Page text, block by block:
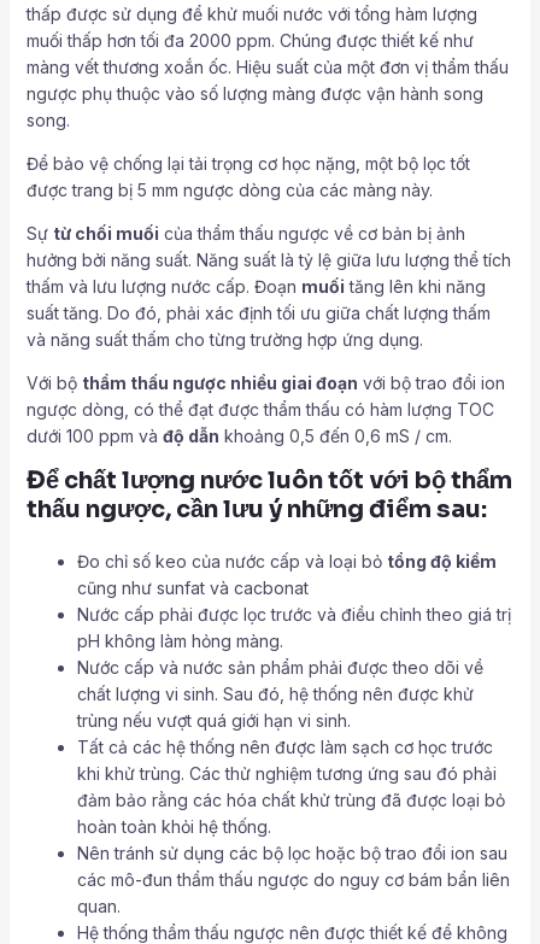
thấp được sử dụng để khử muối nước với tổng hàm lượng
muối thấp hơn tối đa 2000 ppm. Chúng được thiết kế như
màng vết thương xoắn ốc. Hiệu suất của một đơn vị thẩm thấu
ngược phụ thuộc vào số lượng màng được vận hành song
song.
Để bảo vệ chống lại tải trọng cơ học nặng, một bộ lọc tốt
được trang bị 5 mm ngược dòng của các màng này.
Sự từ chối muối của thẩm thấu ngược về cơ bản bị ảnh
hưởng bởi năng suất. Năng suất là tỷ lệ giữa lưu lượng thể tích
thấm và lưu lượng nước cấp. Đoạn muối tăng lên khi năng
suất tăng. Do đó, phải xác định tối ưu giữa chất lượng thấm
và năng suất thấm cho từng trường hợp ứng dụng.
Với bộ thẩm thấu ngược nhiều giai đoạn với bộ trao đổi ion
ngược dòng, có thể đạt được thẩm thấu có hàm lượng TOC
dưới 100 ppm và độ dẫn khoảng 0,5 đến 0,6 mS / cm.
Để chất lượng nước luôn tốt với bộthẩm
thấu ngược, cần lưu ý những điểm sau:
Đo chỉ số keo của nước cấp và loại bỏ tổng độ kiềm
cũng như sunfat và cacbonat
Nước cấp phải được lọc trước và điều chỉnh theo giá trị
pH không làm hỏng màng.
Nước cấp và nước sản phẩm phải được theo dõi về
chất lượng vi sinh. Sau đó, hệ thống nên được khử
trùng nếu vượt quá giới hạn vi sinh.
Tất cả các hệ thống nên được làm sạch cơ học trước
khi khử trùng. Các thử nghiệm tương ứng sau đó phải
đảm bảo rằng các hóa chất khử trùng đã được loại bỏ
hoàn toàn khỏi hệ thống.
Nên tránh sử dụng các bộ lọc hoặc bộ trao đổi ion sau
các mô-đun thẩm thấu ngược do nguy cơ bám bẩn liên
quan.
Hệ thống thẩm thấu ngược nên được thiết kế để không